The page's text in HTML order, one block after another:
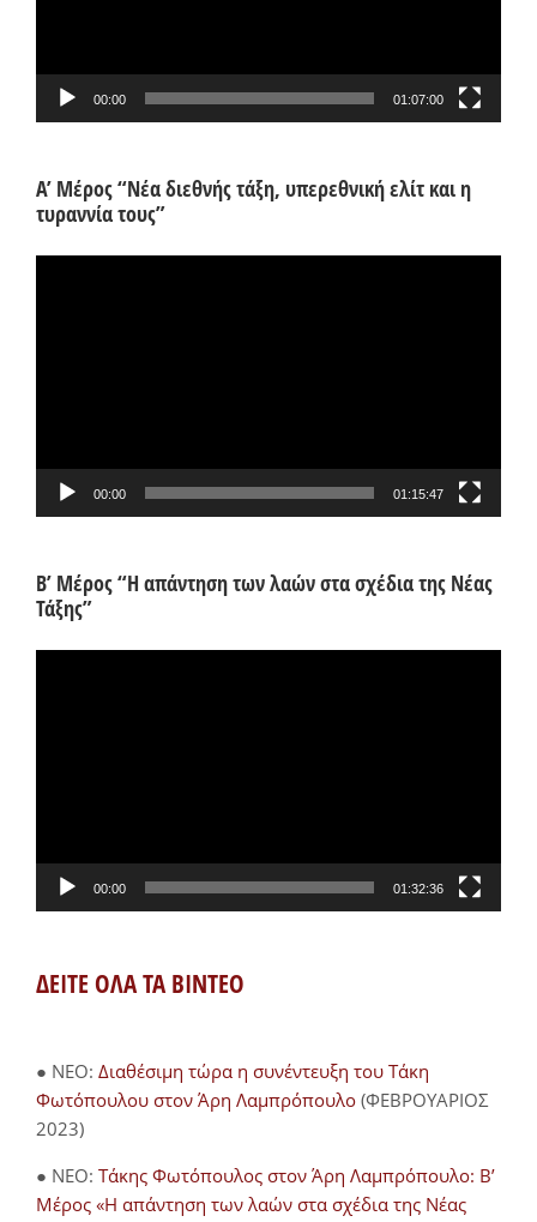
00:00 01:07:00
Α’ Μέρος “Νέα διεθνής τάξη, υπερεθνική ελίτ και η
τυραννία τους”
00:00 01:15:47
Β’ Μέρος “Η απάντηση των λαών στα σχέδια της Νέας
Τάξης”
00:00 01:32:36
ΔΕΙΤΕ ΟΛΑ ΤΑ ΒΙΝΤΕΟ
● NEO: Διαθέσιμη τώρα η συνέντευξη του Τάκη
Φωτόπουλου στον Άρη Λαμπρόπουλο (ΦΕΒΡΟΥΑΡΙΟΣ
2023)
● NEO: Τάκης Φωτόπουλος στον Άρη Λαμπρόπουλο: Β’
Μέρος «Η απάντηση των λαών στα σχέδια της Νέας